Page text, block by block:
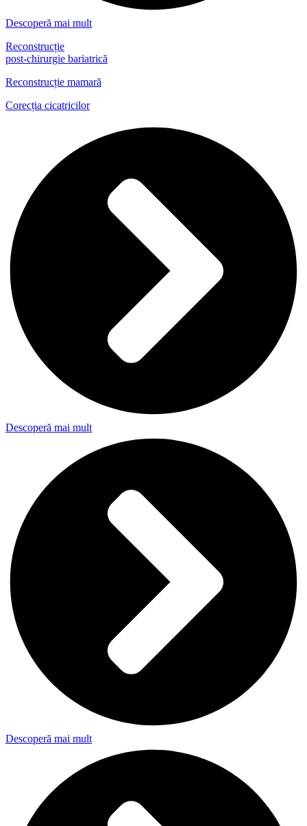
Descoperă mai mult
Reconstrucție
post-chirurgie bariatrică
Reconstrucție mamară
Corecția cicatricilor
Descoperă mai mult
Descoperă mai mult